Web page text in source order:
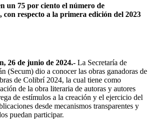
un 75 por ciento el número de
con respecto a la primera edición del 2023
26 de junio de 2024.- La Secretaría de
(Secum) dio a conocer las obras ganadoras de
de Colibrí 2024, la cual tiene como
de la obra literaria de autoras y autores
de estímulos a la creación y el ejercicio del
desde mecanismos transparentes y
puedan participar.